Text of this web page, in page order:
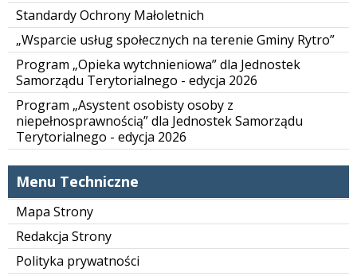
Standardy Ochrony Małoletnich
„Wsparcie usług społecznych na terenie Gminy Rytro”
Program „Opieka wytchnieniowa” dla Jednostek
Samorządu Terytorialnego - edycja 2026
Program „Asystent osobisty osoby z
niepełnosprawnością” dla Jednostek Samorządu
Terytorialnego - edycja 2026
Menu Techniczne
Mapa Strony
Redakcja Strony
Polityka prywatności